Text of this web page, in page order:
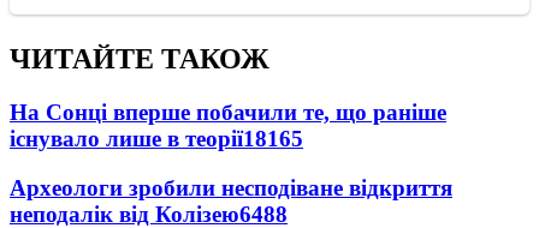
ЧИТАЙТЕ ТАКОЖ
На Сонці вперше побачили те, що раніше
існувало лише в теорії18165
Археологи зробили несподіване відкриття
неподалік від Колізею6488